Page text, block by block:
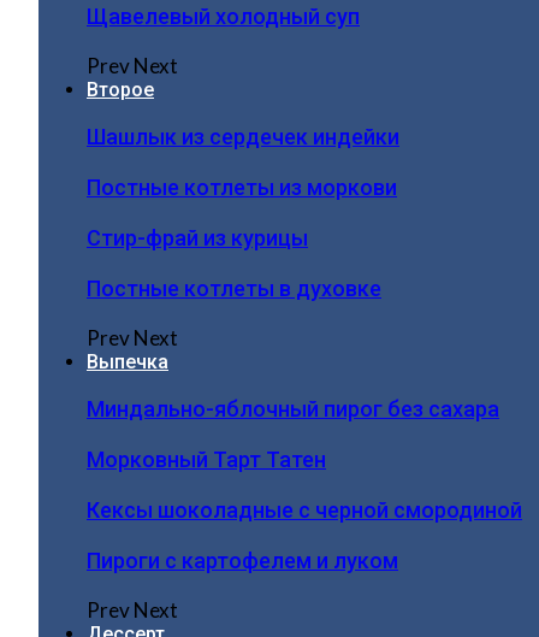
Щавелевый холодный суп
PrevNext
Второе
Шашлык из сердечек индейки
Постные котлеты из моркови
Стир-фрай из курицы
Постные котлеты в духовке
PrevNext
Выпечка
Миндально-яблочный пирог без сахара
Морковный Тарт Татен
Кексы шоколадные с черной смородиной
Пироги c картофелем и луком
PrevNext